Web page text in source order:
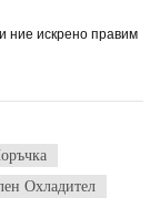
ние искрено правим
Охладител